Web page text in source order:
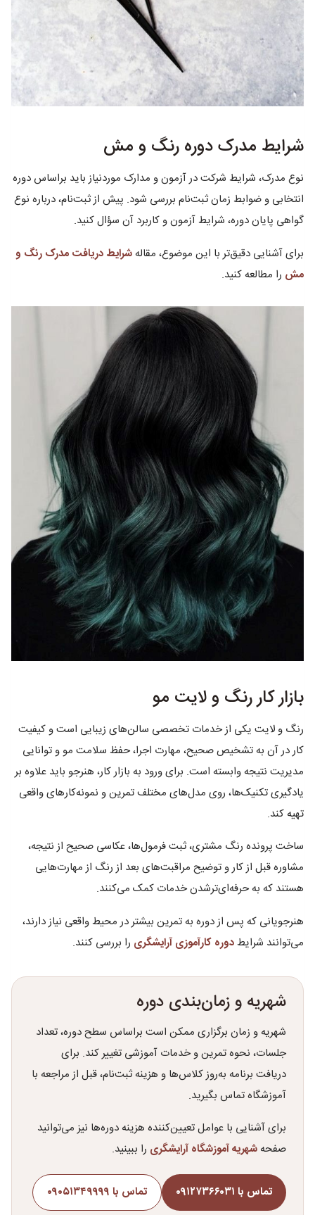
شرایط مدرک دوره رنگ و مش
نوع مدرک، شرایط شرکت در آزمون و مدارک موردنیاز باید براساس دوره
انتخابی و ضوابط زمان ثبت‌نام بررسی شود. پیش از ثبت‌نام، درباره نوع
گواهی پایان دوره، شرایط آزمون و کاربرد آن سؤال کنید.
برای آشنایی دقیق‌تر با این موضوع، مقاله شرایط دریافت مدرک رنگ و
مش را مطالعه کنید.
بازار کار رنگ و لایت مو
رنگ و لایت یکی از خدمات تخصصی سالن‌های زیبایی است و کیفیت
کار در آن به تشخیص صحیح، مهارت اجرا، حفظ سلامت مو و توانایی
مدیریت نتیجه وابسته است. برای ورود به بازار کار، هنرجو باید علاوه بر
یادگیری تکنیک‌ها، روی مدل‌های مختلف تمرین و نمونه‌کارهای واقعی
تهیه کند.
ساخت پرونده رنگ مشتری، ثبت فرمول‌ها، عکاسی صحیح از نتیجه،
مشاوره قبل از کار و توضیح مراقبت‌های بعد از رنگ از مهارت‌هایی
هستند که به حرفه‌ای‌ترشدن خدمات کمک می‌کنند.
هنرجویانی که پس از دوره به تمرین بیشتر در محیط واقعی نیاز دارند،
می‌توانند شرایطدوره کارآموزی آرایشگری را بررسی کنند.
شهریه و زمان‌بندی دوره
شهریه و زمان برگزاری ممکن است براساس سطح دوره، تعداد
جلسات، نحوه تمرین و خدمات آموزشی تغییر کند. برای
دریافت برنامه به‌روز کلاس‌ها و هزینه ثبت‌نام، قبل از مراجعه با
آموزشگاه تماس بگیرید.
برای آشنایی با عوامل تعیین‌کننده هزینه دوره‌ها نیز می‌توانید
صفحه شهریه آموزشگاه آرایشگری را ببینید.
تماس با ۰۹۱۲۷۳۶۶۰۳۱ تماس با ۰۹۰۵۱۳۴۹۹۹۹